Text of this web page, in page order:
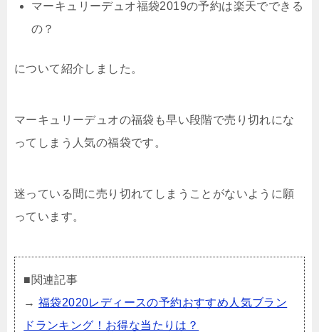
マーキュリーデュオ福袋2019の予約は楽天でできる
の？
について紹介しました。
マーキュリーデュオの福袋も早い段階で売り切れにな
ってしまう人気の福袋です。
迷っている間に売り切れてしまうことがないように願
っています。
■関連記事
→福袋2020レディースの予約おすすめ人気ブラン
ドランキング！お得な当たりは？